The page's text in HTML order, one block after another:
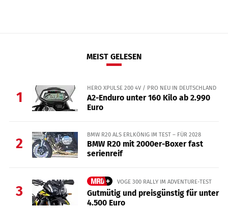
MEIST GELESEN
1
HERO XPULSE 200 4V / PRO NEU IN DEUTSCHLAND
A2-Enduro unter 160 Kilo ab 2.990
Euro
2
BMW R20 ALS ERLKÖNIG IM TEST – FÜR 2028
BMW R20 mit 2000er-Boxer fast
serienreif
3
VOGE 300 RALLY IM ADVENTURE-TEST
Gutmütig und preisgünstig für unter
4.500 Euro